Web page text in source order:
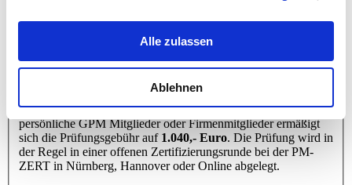
Alle zulassen
Ablehnen
Print-Version direkt von der GPM bezogen werden.
Die Prüfungsgebühr beträgt1.155,- Euro
Verpflegungs- und Organisationspauschale der PM-ZERT. Für
persönliche GPM Mitglieder oder Firmenmitglieder ermäßigt
sich die Prüfungsgebühr auf 1.040,- Euro. Die Prüfung wird in
der Regel in einer offenen Zertifizierungsrunde bei der PM-
ZERT in Nürnberg, Hannover oder Online abgelegt.